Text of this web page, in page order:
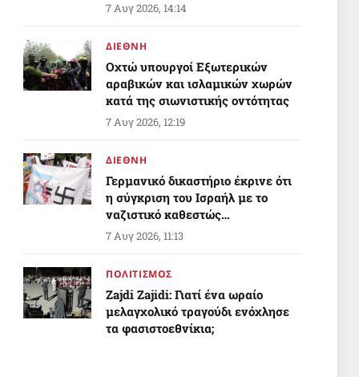
7 Αυγ 2026, 14:14
ΔΙΕΘΝΗ
Οχτώ υπουργοί Εξωτερικών
αραβικών και ισλαμικών χωρών
κατά της σιωνιστικής οντότητας
7 Αυγ 2026, 12:19
ΔΙΕΘΝΗ
Γερμανικό δικαστήριο έκρινε ότι
η σύγκριση του Ισραήλ με το
ναζιστικό καθεστώς
προστατεύεται από την ελευθερία
7 Αυγ 2026, 11:13
ΠΟΛΙΤΙΣΜΟΣ
Zajdi Ζajidi: Γιατί ένα ωραίο
μελαγχολικό τραγούδι ενόχλησε
τα φασιστοεθνίκια;